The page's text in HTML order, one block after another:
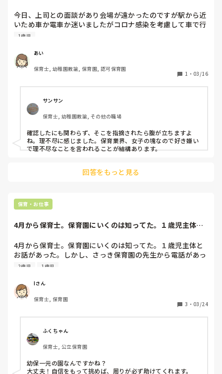
今日、上司との面談があり会場が遠かったのですが駅から近
いため車か電車か迷いましたがコロナ感染を考慮して車で行
く胸を伝えていました。出勤の時間で職員職員が少ない中い
もって言ってありました。また直接会場に行く事もしっかり
確認をしました。そして前日の夜遅くに朝顔をだす事、話が
あることの連絡が来ました。具体的な話の内容はなく連絡だ
けでした。当日、話について聞くと「出勤内でいくのだから
朝出勤するのは当たり前。前日に上司に連絡して確認する事
もしない」等の社会人としてのマナーがと話がありました。
事前に自分が困らないよう散々確認していたのに「は？」と
なりました。また他の先生にも抜けるんたから伝えて行きな
さいとも。全てやってましたが？別にいなかったら園長から
一言いない旨を伝えてもいいのではないですか？
これは私が悪いのでしょうか？上司も忙しい中時間を貰った
確認の連絡をしなきゃいけないんですか？あまりに理不尽で
る時は挨拶していかないんですか？自分はいいのに私達がや
ると怒られる…世の中分からない…
1歳児
あい
保育士, 幼稚園教諭, 保育園, 認可保育園
1 ・ 03/16
サンサン
保育士, 幼稚園教諭, その他の職場
確認したにも関わらず、そこを指摘されたら腹が立ちますよ
ね。理不尽に感じました。保育業界、女子の塊なので好き嫌い
で理不尽なことを言われることが結構あります。
回答をもっと見る
保育・お仕事
4月から保育士。保育園にいくのは知ってた。１歳児主体と
4月から保育士。保育園にいくのは知ってた。１歳児主体と
お話があった。しかし、さっき保育園の先生から電話があっ
た。１歳児２歳児主体でやる先生を1人選ばなきゃいけない
いか。これは園長先生とも話していたようだ。まさかのどっ
ちも主体でやるとは🤭
３年目だけど、保育園は１年目😭
先生からはもっといろいろスキルアップしてほしいという願
いもあるようだ。
なんか今からドキドキする…
大丈夫かな…
2歳児 1歳児
Iさん
保育士, 保育園
3 ・ 03/24
ふくちゃん
保育士, 公立保育園
幼保一元の園なんですかね？
大丈夫！自信をもって挑めば、周りが必ず助けてくれます。